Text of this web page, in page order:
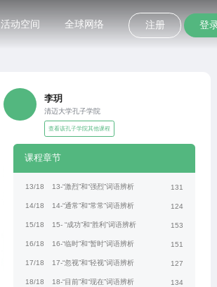
活动空间 全球网络 注册 登
李玥
清迈大学孔子学院
查看该孔子学院其他课程
课程章节
13/18 13-“激烈”和“强烈”词语辨析 131
14/18 14-“通常”和“常常”词语辨析 124
15/18 15- “成功”和“胜利”词语辨析 153
16/18 16-“临时”和“暂时”词语辨析 151
17/18 17-“忽视”和“轻视”词语辨析 127
18/18 18-“目前”和“现在”词语辨析 134